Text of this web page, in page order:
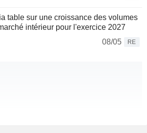
table sur une croissance des volumes
intérieur pour l'exercice 2027
08/05
RE